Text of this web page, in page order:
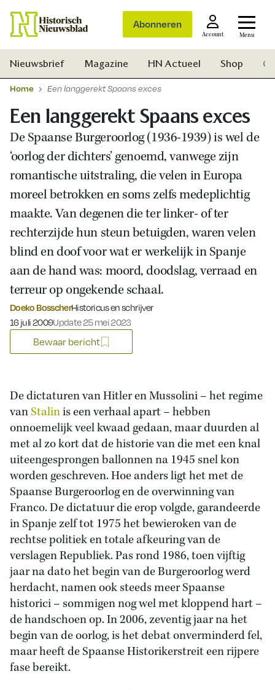
Abonneren
Account Menu
Nieuwsbrief Magazine HN Actueel Shop
Home Een langgerekt Spaans exces
Een langgerekt Spaans exces
De Spaanse Burgeroorlog (1936-1939) is wel de
‘oorlog der dichters’ genoemd, vanwege zijn
romantische uitstraling, die velen in Europa
moreel betrokken en soms zelfs medeplichtig
maakte. Van degenen die ter linker- of ter
rechterzijde hun steun betuigden, waren velen
blind en doof voor wat er werkelijk in Spanje
aan de hand was: moord, doodslag, verraad en
terreur op ongekende schaal.
Doeko BosscherHistoricus en schrijver
Gepubliceerd op:
16 juli 2009Update 25 mei 2023
Bewaar bericht
De dictaturen van Hitler en Mussolini – het regime
vanStalinis een verhaal apart – hebben
onnoemelijk veel kwaad gedaan, maar duurden al
met al zo kort dat de historie van die met een knal
uiteengesprongen ballonnen na 1945 snel kon
worden geschreven. Hoe anders ligt het met de
Spaanse Burgeroorlog en de overwinning van
Franco. De dictatuur die erop volgde, garandeerde
in Spanje zelf tot 1975 het bewieroken van de
rechtse politiek en totale afkeuring van de
verslagen Republiek. Pas rond 1986, toen vijftig
jaar na dato het begin van de Burgeroorlog werd
herdacht, namen ook steeds meer Spaanse
historici – sommigen nog wel met kloppend hart –
de handschoen op. In 2006, zeventig jaar na het
begin van de oorlog, is het debat onverminderd fel,
maar heeft de Spaanse Historikerstreit een rijpere
fase bereikt.